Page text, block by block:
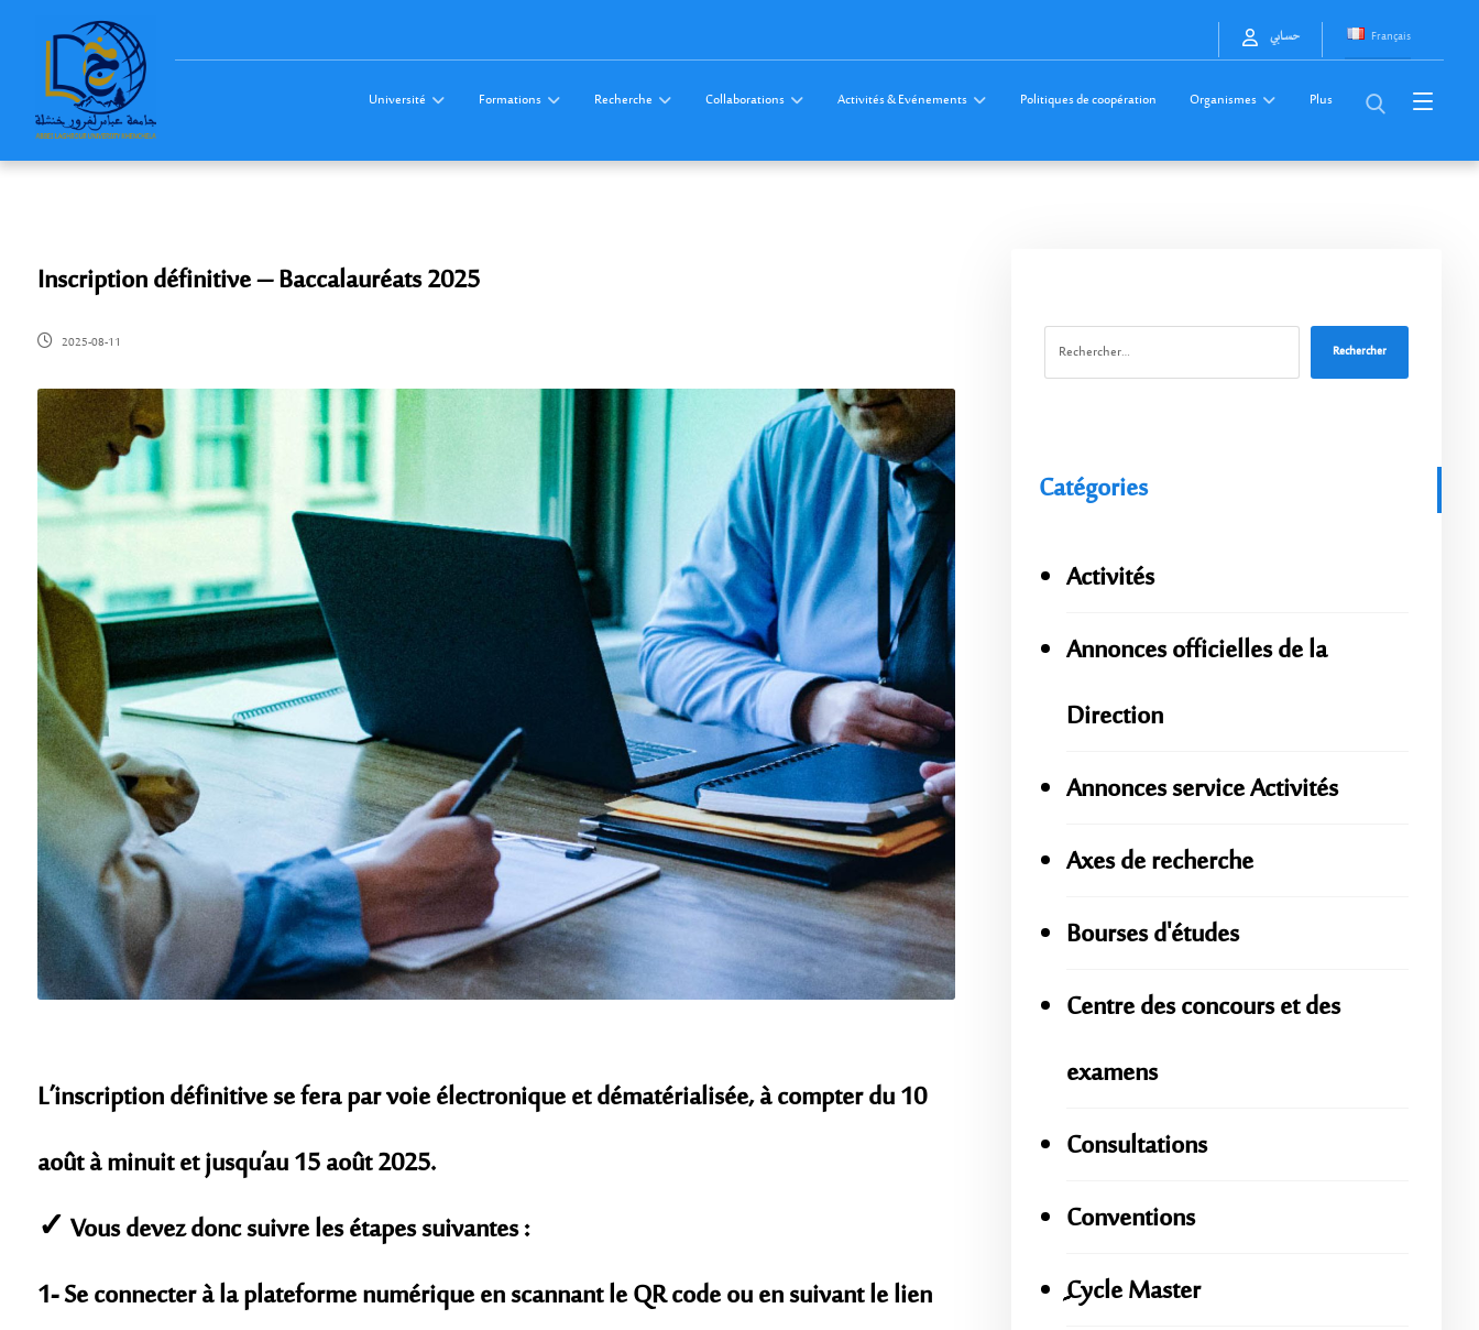
Français حسابي
Université Formations Recherche Collaborations Activités & Evénements Politiques de coopération Organismes Plus
Inscription définitive – Baccalauréats 2025
2025-08-11
L’inscription définitive se fera par voie électronique et dématérialisée, à compter du 10
août à minuit et jusqu’au 15 août 2025.
✓ Vous devez donc suivre les étapes suivantes :
1- Se connecter à la plateforme numérique en scannant le QR code ou en suivant le lien
Rechercher
Catégories
Activités
Annonces officielles de la
Direction
Annonces service Activités
Axes de recherche
Bourses d'études
Centre des concours et des
examens
Consultations
Conventions
ِِِCycle Master